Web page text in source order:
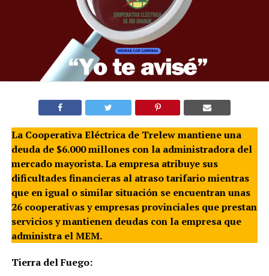
La Cooperativa Eléctrica de Trelew mantiene una
deuda de $6.000 millones con la administradora del
mercado mayorista. La empresa atribuye sus
dificultades financieras al atraso tarifario mientras
que en igual o similar situación se encuentran unas
26 cooperativas y empresas provinciales que prestan
servicios y mantienen deudas con la empresa que
administra el MEM.
Tierra del Fuego: